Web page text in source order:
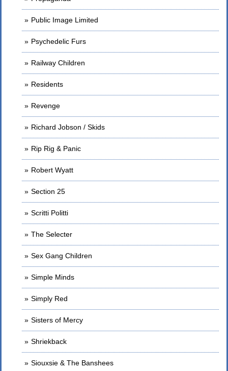
Public Image Limited
Psychedelic Furs
Railway Children
Residents
Revenge
Richard Jobson / Skids
Rip Rig & Panic
Robert Wyatt
Section 25
Scritti Politti
The Selecter
Sex Gang Children
Simple Minds
Simply Red
Sisters of Mercy
Shriekback
Siouxsie & The Banshees